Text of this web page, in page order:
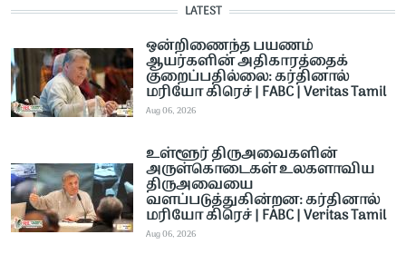
LATEST
ஒன்றிணைந்த பயணம்
ஆயர்களின் அதிகாரத்தைக்
குறைப்பதில்லை: கர்தினால்
மரியோ கிரெச் | FABC | Veritas Tamil
Aug 06, 2026
உள்ளூர் திருஅவைகளின்
அருள்கொடைகள் உலகளாவிய
திருஅவையை
வளப்படுத்துகின்றன: கர்தினால்
மரியோ கிரெச் | FABC | Veritas Tamil
Aug 06, 2026